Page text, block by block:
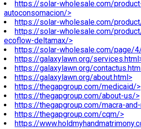
https://solar-wholesale.com/
autoconsomacion/>
https://solar-wholesale.com/
https://solar-wholesale.com/
ecoflow-deltamax/>
https://solar-wholesale.com/page/
https://galaxylawn.org/
https://galaxylawn.org/
https://galaxylawn.org/about.html>
https://thegapgroup.com/medicaid/>
https://thegapgroup.com/about-us/>
https://thegapgroup.com/macra-
https://thegapgroup.com/cqm/>
https://